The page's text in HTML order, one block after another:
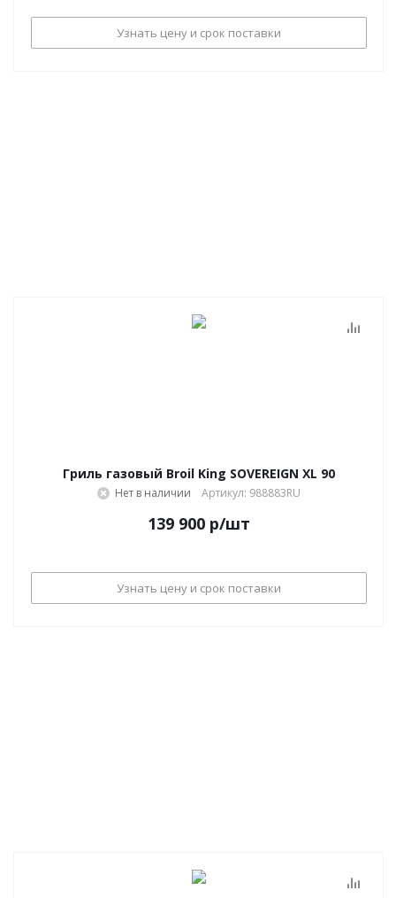
Узнать цену и срок поставки
Гриль газовый Broil King SOVEREIGN XL 90
Нет в наличии Артикул: 988883RU
139 900 р/шт
Узнать цену и срок поставки